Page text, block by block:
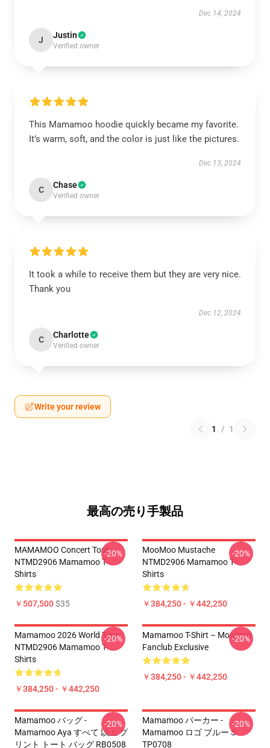
Dec 14, 2024
J Justin
Verified owner
This Mamamoo hoodie quickly became my favorite.
It’s warm, soft, and the color is just like the pictures.
Dec 13, 2024
C Chase
Verified owner
It took a while to receive them but they are very nice.
Thank you
Dec 12, 2024
C Charlotte
Verified owner
Write your review
1 / 1
最高の売り手製品
MAMAMOO Concert Tour
NTMD2906 Mamamoo T-
Shirts
￥507,500$35
-20%
MooMoo Mustache
NTMD2906 Mamamoo T-
Shirts
￥384,250 - ￥442,250
-20%
Mamamoo 2026 World Tour
NTMD2906 Mamamoo T-
Shirts
￥384,250 - ￥442,250
-20%
Mamamoo T-Shirt – Moomoo
Fanclub Exclusive
￥384,250 - ￥442,250
-20%
Mamamoo バッグ -
Mamamoo Aya すべて 以上 プ
リント トート バッグ RB0508
-20%
Mamamoo パーカー -
Mamamoo ロゴ ブルー S
TP0708
-20%